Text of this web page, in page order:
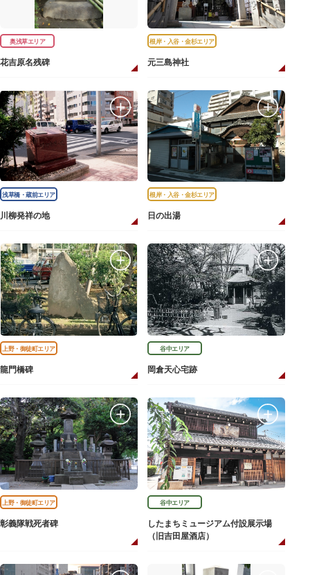
奥浅草エリア
花吉原名残碑
根岸・入谷・金杉エリア
元三島神社
浅草橋・蔵前エリア
川柳発祥の地
根岸・入谷・金杉エリア
日の出湯
上野・御徒町エリア
龍門橋碑
谷中エリア
岡倉天心宅跡
上野・御徒町エリア
彰義隊戦死者碑
谷中エリア
したまちミュージアム付設展示場
（旧吉田屋酒店）